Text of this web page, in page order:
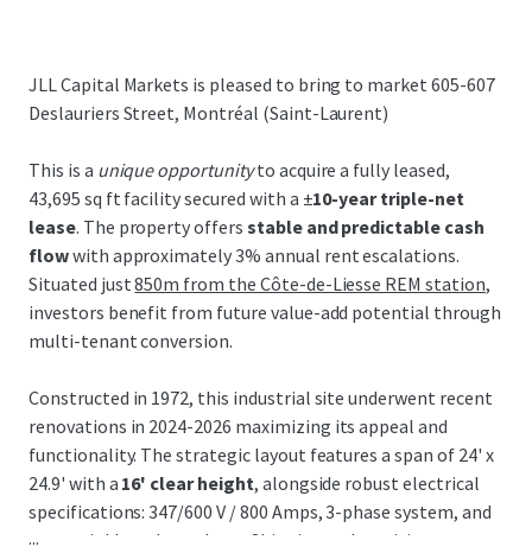
JLL Capital Markets is pleased to bring to market 605-607
Deslauriers Street, Montréal (Saint-Laurent)
This is a unique opportunityto acquire a fully leased,
43,695 sq ft facility secured with a ±10-year triple-net
lease. The property offers stable and predictable cash
flowwith approximately 3% annual rent escalations.
Situated just850m from the Côte-de-Liesse REM station,
investors benefit from future value-add potential through
multi-tenant conversion.
Constructed in 1972, this industrial site underwent recent
renovations in 2024-2026 maximizing its appeal and
functionality. The strategic layout features a span of 24' x
24.9' with a 16' clear height, alongside robust electrical
specifications: 347/600 V / 800 Amps, 3-phase system, and
wet sprinklers throughout. Shipping and receiving are
...